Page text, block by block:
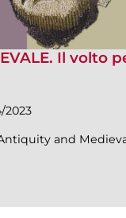
Il volto
2023
and